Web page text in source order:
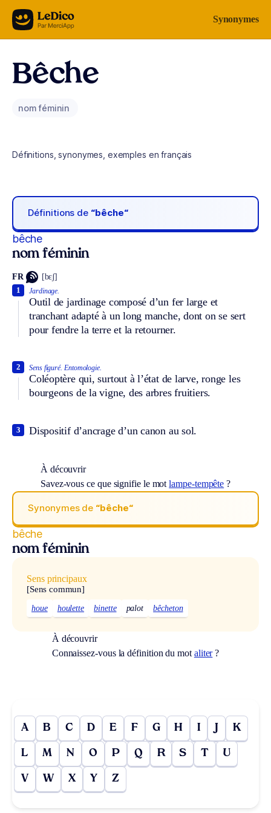
Aller au contenu Synonymes
Bêche
nom féminin
Définitions, synonymes, exemples en français
Définitions de “bêche“
bêche
nom féminin
FR [bɛʃ]
Jardinage.
Outil de jardinage composé d’un fer large et
tranchant adapté à un long manche, dont on se sert
pour fendre la terre et la retourner.
1
Sens figuré. Entomologie.
Coléoptère qui, surtout à l’état de larve, ronge les
bourgeons de la vigne, des arbres fruitiers.
2
Dispositif d’ancrage d’un canon au sol.
3
À découvrir
Savez-vous ce que signifie le motlampe-tempête ?
Synonymes de “bêche“
bêche
nom féminin
Sens principaux
[Sens commun]
houe houlette binette palot bêcheton
À découvrir
Connaissez-vous la définition du mot aliter?
A B C D E F G H I J K
L M N O P Q R S T U
V W X Y Z